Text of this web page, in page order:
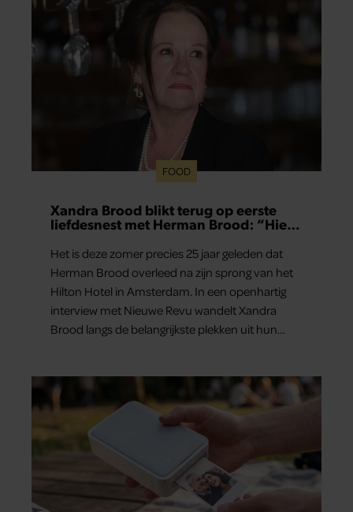
FOOD
Xandra Brood blikt terug op eerste
liefdesnest met Herman Brood: “Hier
Het is deze zomer precies 25 jaar geleden dat
Herman Brood overleed na zijn sprong van het
Hilton Hotel in Amsterdam. In een openhartig
interview met Nieuwe Revu wandelt Xandra
Brood langs de belangrijkste plekken uit hun
aan herinneringen op. Daar begon hun leven
samen en werd dochter Lola geboren.